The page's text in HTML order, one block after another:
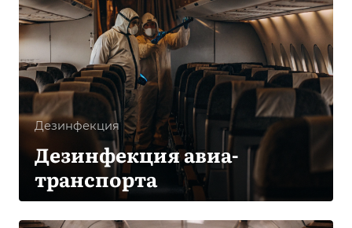
Дезинфекция
Дезинфекция авиа-
транспорта